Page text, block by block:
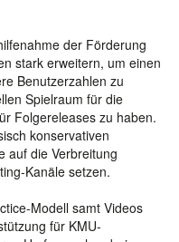
der Förderung
stark erweitern, um einen
Benutzerzahlen zu
Spielraum für die
Folgereleases zu haben.
konservativen
auf die Verbreitung
Kanäle setzen.
Modell samt Videos
für KMU-